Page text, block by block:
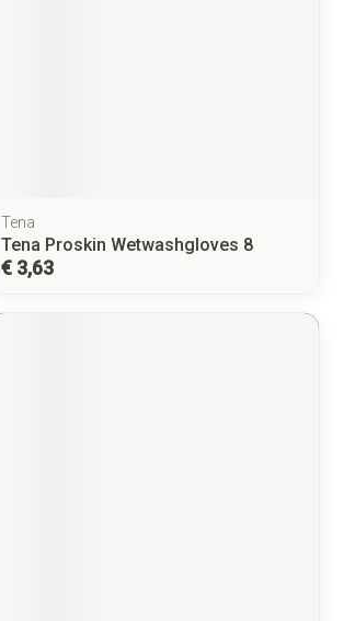
Tena
Tena Proskin Wetwashgloves 8
€ 3,63